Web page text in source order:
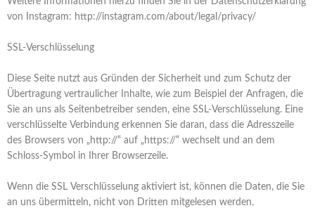
von Instagram: http://instagram.com/about/legal/privacy/
SSL-Verschlüsselung
Diese Seite nutzt aus Gründen der Sicherheit und zum Schutz der
Übertragung vertraulicher Inhalte, wie zum Beispiel der Anfragen, die
Sie an uns als Seitenbetreiber senden, eine SSL-Verschlüsselung. Eine
verschlüsselte Verbindung erkennen Sie daran, dass die Adresszeile
des Browsers von „http://“ auf „https://“ wechselt und an dem
Schloss-Symbol in Ihrer Browserzeile.
Wenn die SSL Verschlüsselung aktiviert ist, können die Daten, die Sie
an uns übermitteln, nicht von Dritten mitgelesen werden.